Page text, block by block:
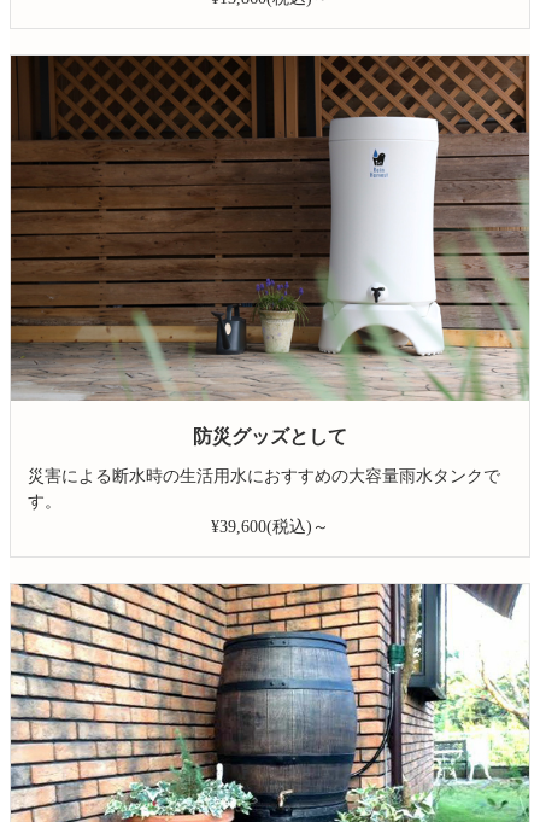
防災グッズとして
災害による断水時の生活用水におすすめの大容量雨水タンクで
す。
¥39,600(税込)～